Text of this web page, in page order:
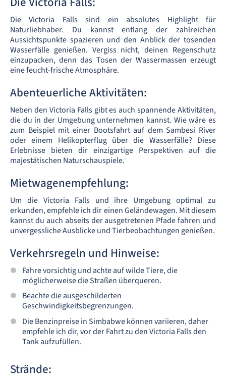
Die Victoria Falls sind ein absolutes Highlight für
Naturliebhaber. Du kannst entlang der zahlreichen
Aussichtspunkte spazieren und den Anblick der tosenden
Wasserfälle genießen. Vergiss nicht, deinen Regenschutz
einzupacken, denn das Tosen der Wassermassen erzeugt
eine feucht-frische Atmosphäre.
Abenteuerliche Aktivitäten:
Neben den Victoria Falls gibt es auch spannende Aktivitäten,
die du in der Umgebung unternehmen kannst. Wie wäre es
zum Beispiel mit einer Bootsfahrt auf dem Sambesi River
oder einem Helikopterflug über die Wasserfälle? Diese
Erlebnisse bieten dir einzigartige Perspektiven auf die
majestätischen Naturschauspiele.
Mietwagenempfehlung:
Um die Victoria Falls und ihre Umgebung optimal zu
erkunden, empfehle ich dir einen Geländewagen. Mit diesem
kannst du auch abseits der ausgetretenen Pfade fahren und
unvergessliche Ausblicke und Tierbeobachtungen genießen.
Verkehrsregeln und Hinweise:
Fahre vorsichtig und achte auf wilde Tiere, die
möglicherweise die Straßen überqueren.
Beachte die ausgeschilderten
Geschwindigkeitsbegrenzungen.
Die Benzinpreise in Simbabwe können variieren, daher
empfehle ich dir, vor der Fahrt zu den Victoria Falls den
Tank aufzufüllen.
Strände: